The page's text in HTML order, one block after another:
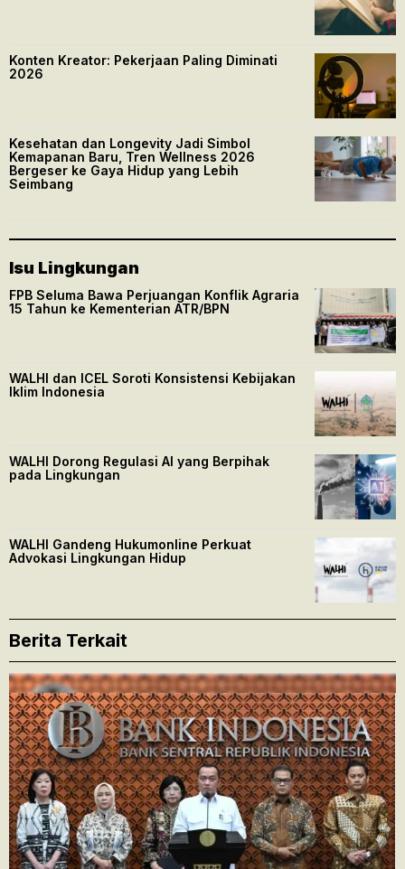
Konten Kreator: Pekerjaan Paling Diminati
2026
Kesehatan dan Longevity Jadi Simbol
Kemapanan Baru, Tren Wellness 2026
Bergeser ke Gaya Hidup yang Lebih
Seimbang
Isu Lingkungan
FPB Seluma Bawa Perjuangan Konflik Agraria
15 Tahun ke Kementerian ATR/BPN
WALHI dan ICEL Soroti Konsistensi Kebijakan
Iklim Indonesia
WALHI Dorong Regulasi AI yang Berpihak
pada Lingkungan
WALHI Gandeng Hukumonline Perkuat
Advokasi Lingkungan Hidup
Berita Terkait